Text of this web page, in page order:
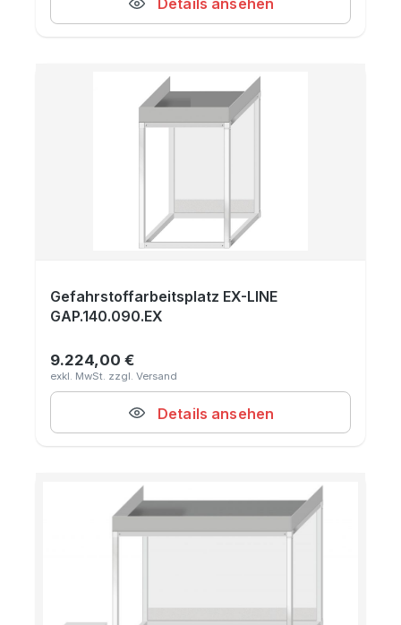
Gefahrstoffarbeitsplatz EX-LINE
GAP.140.090.EX
Regulärer Preis:
9.224,00 €
Details ansehen